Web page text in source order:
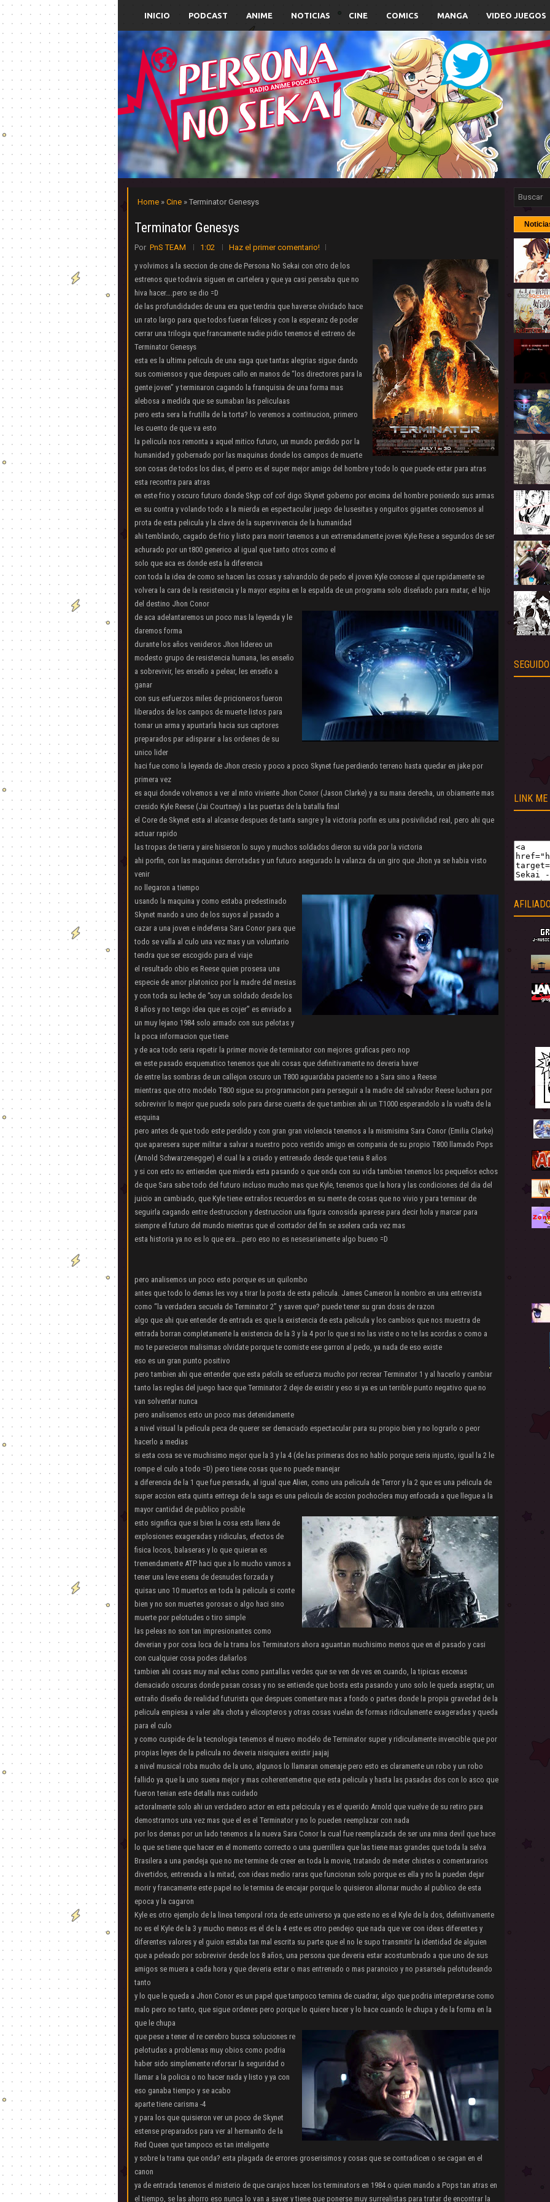
INICIO PODCAST ANIME NOTICIAS CINE COMICS MANGA VIDEO JUEGOS
Home » Cine » Terminator Genesys
Terminator Genesys
Por PnS TEAM 1:02
Haz el primer comentario!
y volvimos a la seccion de cine de Persona No Sekai con otro de los
estrenos que todavia siguen en cartelera y que ya casi pensaba que no
hiva hacer….pero se dio =D
de las profundidades de una era que tendria que haverse olvidado hace
un rato largo para que todos fueran felices y con la esperanz de poder
cerrar una trilogia que francamente nadie pidio tenemos el estreno de
Terminator Genesys
esta es la ultima pelicula de una saga que tantas alegrias sigue dando
sus comiensos y que despues callo en manos de “los directores para la
gente joven” y terminaron cagando la franquisia de una forma mas
alebosa a medida que se sumaban las peliculaas
pero esta sera la frutilla de la torta? lo veremos a continucion, primero
les cuento de que va esto
la pelicula nos remonta a aquel mitico futuro, un mundo perdido por la
humanidad y gobernado por las maquinas donde los campos de muerte
son cosas de todos los dias, el perro es el super mejor amigo del hombre y todo lo que puede estar para atras
esta recontra para atras
en este frio y oscuro futuro donde Skyp cof cof digo Skynet goberno por encima del hombre poniendo sus armas
en su contra y volando todo a la mierda en espectacular juego de lusesitas y onguitos gigantes conosemos al
prota de esta pelicula y la clave de la supervivencia de la humanidad
ahi temblando, cagado de frio y listo para morir tenemos a un extremadamente joven Kyle Rese a segundos de ser
achurado por un t800 generico al igual que tanto otros como el
solo que aca es donde esta la diferencia
con toda la idea de como se hacen las cosas y salvandolo de pedo el joven Kyle conose al que rapidamente se
volvera la cara de la resistencia y la mayor espina en la espalda de un programa solo diseñado para matar, el hijo
del destino Jhon Conor
de aca adelantaremos un poco mas la leyenda y le
daremos forma
durante los años venideros Jhon lidereo un
modesto grupo de resistencia humana, les enseño
a sobrevivir, les enseño a pelear, les enseño a
ganar
con sus esfuerzos miles de pricioneros fueron
liberados de los campos de muerte listos para
tomar un arma y apuntarla hacia sus captores
preparados par adisparar a las ordenes de su
unico lider
haci fue como la leyenda de Jhon crecio y poco a poco Skynet fue perdiendo terreno hasta quedar en jake por
primera vez
es aqui donde volvemos a ver al mito viviente Jhon Conor (Jason Clarke) y a su mana derecha, un obiamente mas
cresido Kyle Reese (Jai Courtney) a las puertas de la batalla final
el Core de Skynet esta al alcanse despues de tanta sangre y la victoria porfin es una posivilidad real, pero ahi que
actuar rapido
las tropas de tierra y aire hisieron lo suyo y muchos soldados dieron su vida por la victoria
ahi porfin, con las maquinas derrotadas y un futuro asegurado la valanza da un giro que Jhon ya se habia visto
venir
no llegaron a tiempo
usando la maquina y como estaba predestinado
Skynet mando a uno de los suyos al pasado a
cazar a una joven e indefensa Sara Conor para que
todo se valla al culo una vez mas y un voluntario
tendra que ser escogido para el viaje
el resultado obio es Reese quien prosesa una
especie de amor platonico por la madre del mesias
y con toda su leche de “soy un soldado desde los
8 años y no tengo idea que es cojer” es enviado a
un muy lejano 1984 solo armado con sus pelotas y
la poca informacion que tiene
y de aca todo seria repetir la primer movie de terminator con mejores graficas pero nop
en este pasado esquematico tenemos que ahi cosas que definitivamente no deveria haver
de entre las sombras de un callejon oscuro un T800 aguardaba paciente no a Sara sino a Reese
mientras que otro modelo T800 sigue su programacion para perseguir a la madre del salvador Reese luchara por
sobrevivir lo mejor que pueda solo para darse cuenta de que tambien ahi un T1000 esperandolo a la vuelta de la
esquina
pero antes de que todo este perdido y con gran gran violencia tenemos a la mismisima Sara Conor (Emilia Clarke)
que aparesera super militar a salvar a nuestro poco vestido amigo en compania de su propio T800 llamado Pops
(Arnold Schwarzenegger) el cual la a criado y entrenado desde que tenia 8 años
y si con esto no entienden que mierda esta pasando o que onda con su vida tambien tenemos los pequeños echos
de que Sara sabe todo del futuro incluso mucho mas que Kyle, tenemos que la hora y las condiciones del dia del
juicio an cambiado, que Kyle tiene extraños recuerdos en su mente de cosas que no vivio y para terminar de
seguirla cagando entre destruccion y destruccion una figura conosida aparese para decir hola y marcar para
siempre el futuro del mundo mientras que el contador del fin se aselera cada vez mas
esta historia ya no es lo que era….pero eso no es nesesariamente algo bueno =D
pero analisemos un poco esto porque es un quilombo
antes que todo lo demas les voy a tirar la posta de esta pelicula. James Cameron la nombro en una entrevista
como “la verdadera secuela de Terminator 2” y saven que? puede tener su gran dosis de razon
algo que ahi que entender de entrada es que la existencia de esta pelicula y los cambios que nos muestra de
entrada borran completamente la existencia de la 3 y la 4 por lo que si no las viste o no te las acordas o como a
mo te parecieron malisimas olvidate porque te comiste ese garron al pedo, ya nada de eso existe
eso es un gran punto positivo
pero tambien ahi que entender que esta pelcila se esfuerza mucho por recrear Terminator 1 y al hacerlo y cambiar
tanto las reglas del juego hace que Terminator 2 deje de existir y eso si ya es un terrible punto negativo que no
van solventar nunca
pero analisemos esto un poco mas detenidamente
a nivel visual la pelicula peca de querer ser demaciado espectacular para su propio bien y no lograrlo o peor
hacerlo a medias
si esta cosa se ve muchisimo mejor que la 3 y la 4 (de las primeras dos no hablo porque seria injusto, igual la 2 le
rompe el culo a todo =D) pero tiene cosas que no puede manejar
a diferencia de la 1 que fue pensada, al igual que Alien, como una pelicula de Terror y la 2 que es una pelicula de
super accion esta quinta entrega de la saga es una pelicula de accion pochoclera muy enfocada a que llegue a la
mayor cantidad de publico posible
esto significa que si bien la cosa esta llena de
explosiones exageradas y ridiculas, efectos de
fisica locos, balaseras y lo que quieran es
tremendamente ATP haci que a lo mucho vamos a
tener una leve esena de desnudes forzada y
quisas uno 10 muertos en toda la pelicula si conte
bien y no son muertes gorosas o algo haci sino
muerte por pelotudes o tiro simple
las peleas no son tan impresionantes como
deverian y por cosa loca de la trama los Terminators ahora aguantan muchisimo menos que en el pasado y casi
con cualquier cosa podes dañarlos
tambien ahi cosas muy mal echas como pantallas verdes que se ven de ves en cuando, la tipicas escenas
demaciado oscuras donde pasan cosas y no se entiende que bosta esta pasando y uno solo le queda aseptar, un
extraño diseño de realidad futurista que despues comentare mas a fondo o partes donde la propia gravedad de la
pelicula empiesa a valer alta chota y elicopteros y otras cosas vuelan de formas ridiculamente exageradas y queda
para el culo
y como cuspide de la tecnologia tenemos el nuevo modelo de Terminator super y ridiculamente invencible que por
propias leyes de la pelicula no deveria nisiquiera existir jaajaj
a nivel musical roba mucho de la uno, algunos lo llamaran omenaje pero esto es claramente un robo y un robo
fallido ya que la uno suena mejor y mas coherentemetne que esta pelicula y hasta las pasadas dos con lo asco que
fueron tenian este detalla mas cuidado
actoralmente solo ahi un verdadero actor en esta pelcicula y es el querido Arnold que vuelve de su retiro para
demostrarnos una vez mas que el es el Terminator y no lo pueden reemplazar con nada
por los demas por un lado tenemos a la nueva Sara Conor la cual fue reemplazada de ser una mina devil que hace
lo que se tiene que hacer en el momento correcto o una guerrillera que las tiene mas grandes que toda la selva
Brasilera a una pendeja que no me termine de creer en toda la movie, tratando de meter chistes o comentararios
divertidos, entrenada a la mitad, con ideas medio raras que funcionan solo porque es ella y no la pueden dejar
morir y francamente este papel no le termina de encajar porque lo quisieron allornar mucho al publico de esta
epoca y la cagaron
Kyle es otro ejemplo de la linea temporal rota de este universo ya que este no es el Kyle de la dos, definitivamente
no es el Kyle de la 3 y mucho menos es el de la 4 este es otro pendejo que nada que ver con ideas diferentes y
diferentes valores y el guion estaba tan mal escrita su parte que el no le supo transmitir la identidad de alguien
que a peleado por sobrevivir desde los 8 años, una persona que deveria estar acostumbrado a que uno de sus
amigos se muera a cada hora y que deveria estar o mas entrenado o mas paranoico y no pasarsela pelotudeando
tanto
y lo que le queda a Jhon Conor es un papel que tampoco termina de cuadrar, algo que podria interpretarse como
malo pero no tanto, que sigue ordenes pero porque lo quiere hacer y lo hace cuando le chupa y de la forma en la
que le chupa
que pese a tener el re cerebro busca soluciones re
pelotudas a problemas muy obios como podria
haber sido simplemente reforsar la seguridad o
llamar a la policia o no hacer nada y listo y ya con
eso ganaba tiempo y se acabo
aparte tiene carisma -4
y para los que quisieron ver un poco de Skynet
estense preparados para ver al hermanito de la
Red Queen que tampoco es tan inteligente
y sobre la trama que onda? esta plagada de errores groserisimos y cosas que se contradicen o se cagan en el
canon
ya de entrada tenemos el misterio de que carajos hacen los terminators en 1984 o quien mando a Pops tan atras en
el tiempo, se las ahorro eso nunca lo van a saver y tiene que ponerse muy surrealistas para tratar de encontrar la
LINK ME